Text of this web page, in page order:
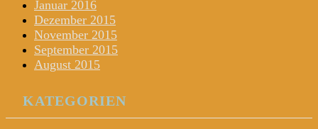
Januar 2016
Dezember 2015
November 2015
September 2015
August 2015
KATEGORIEN